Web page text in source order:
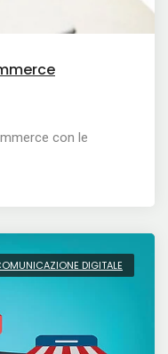
con le
DIGITALE